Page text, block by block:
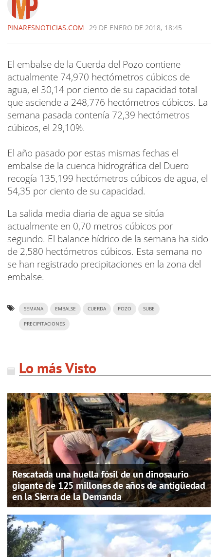
PINARESNOTICIAS.COM 29 DE ENERO DE 2018, 18:45
El embalse de la Cuerda del Pozo contiene
actualmente 74,970 hectómetros cúbicos de
agua, el 30,14 por ciento de su capacidad total
que asciende a 248,776 hectómetros cúbicos. La
semana pasada contenía 72,39 hectómetros
cúbicos, el 29,10%.
El año pasado por estas mismas fechas el
embalse de la cuenca hidrográfica del Duero
recogía 135,199 hectómetros cúbicos de agua, el
54,35 por ciento de su capacidad.
La salida media diaria de agua se sitúa
actualmente en 0,70 metros cúbicos por
segundo. El balance hídrico de la semana ha sido
de 2,580 hectómetros cúbicos. Esta semana no
se han registrado precipitaciones en la zona del
embalse.
SEMANA EMBALSE CUERDA POZO SUBE
PRECIPITACIONES
Lo más Visto
Rescatada una huella fósil de un dinosaurio
gigante de 125 millones de años de antigüedad
en la Sierra de la Demanda